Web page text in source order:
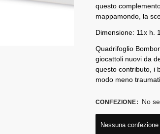
questo
mappamondo, la
Dimensione: 11x h.
Quadrifoglio
giocattoli nuovi da
questo contributo, i
modo meno
CONFEZIONE: No
Nessuna confezione